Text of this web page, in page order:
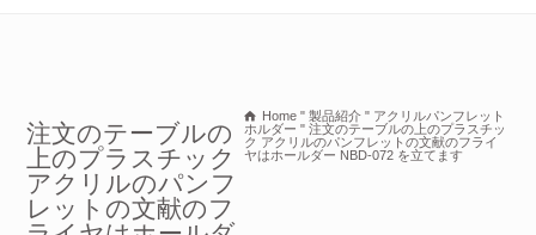
注文のテーブルの
上のプラスチック
アクリルのパンフ
レットの文献のフ
Home " 製品紹介 " アクリルパンフレット
ホルダー " 注文のテーブルの上のプラスチッ
ク アクリルのパンフレットの文献のフライ
ヤはホールダー NBD-072 を立てます